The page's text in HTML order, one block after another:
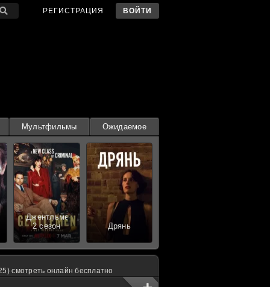
РЕГИСТРАЦИЯ ВОЙТИ
Мультфильмы Ожидаемое
Джентльмены
2 сезон
Дрянь
смотреть онлайн бесплатно